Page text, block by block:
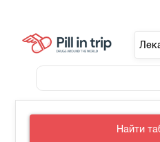
Найти